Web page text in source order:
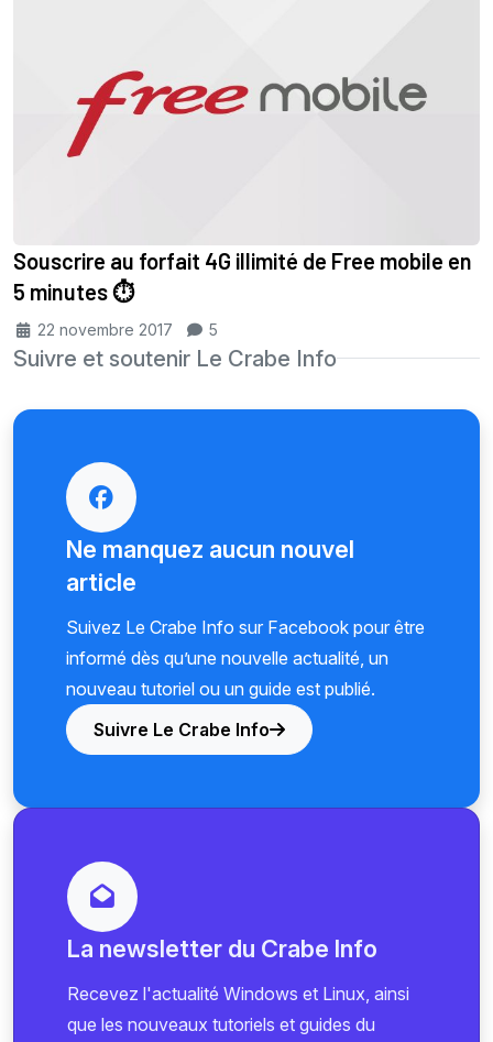
Souscrire au forfait 4G illimité de Free mobile en
5 minutes ⏱
22 novembre 2017 5
Suivre et soutenir Le Crabe Info
Ne manquez aucun nouvel
article
Suivez Le Crabe Info sur Facebook pour être
informé dès qu’une nouvelle actualité, un
nouveau tutoriel ou un guide est publié.
Suivre Le Crabe Info
La newsletter du Crabe Info
Recevez l'actualité Windows et Linux, ainsi
que les nouveaux tutoriels et guides du